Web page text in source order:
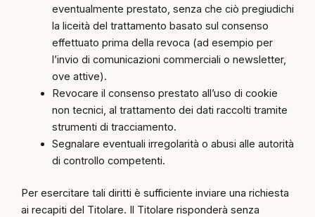
eventualmente prestato, senza che ciò pregiudichi
la liceità del trattamento basato sul consenso
effettuato prima della revoca (ad esempio per
l’invio di comunicazioni commerciali o newsletter,
ove attive).
Revocare il consenso prestato all’uso di cookie
non tecnici, al trattamento dei dati raccolti tramite
strumenti di tracciamento.
Segnalare eventuali irregolarità o abusi alle autorità
di controllo competenti.
Per esercitare tali diritti è sufficiente inviare una richiesta
ai recapiti del Titolare. Il Titolare risponderà senza